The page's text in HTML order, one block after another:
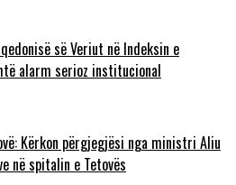
së Veriut në Indeksin e
alarm serioz institucional
Kërkon përgjegjësi nga ministri Aliu
në spitalin e Tetovës